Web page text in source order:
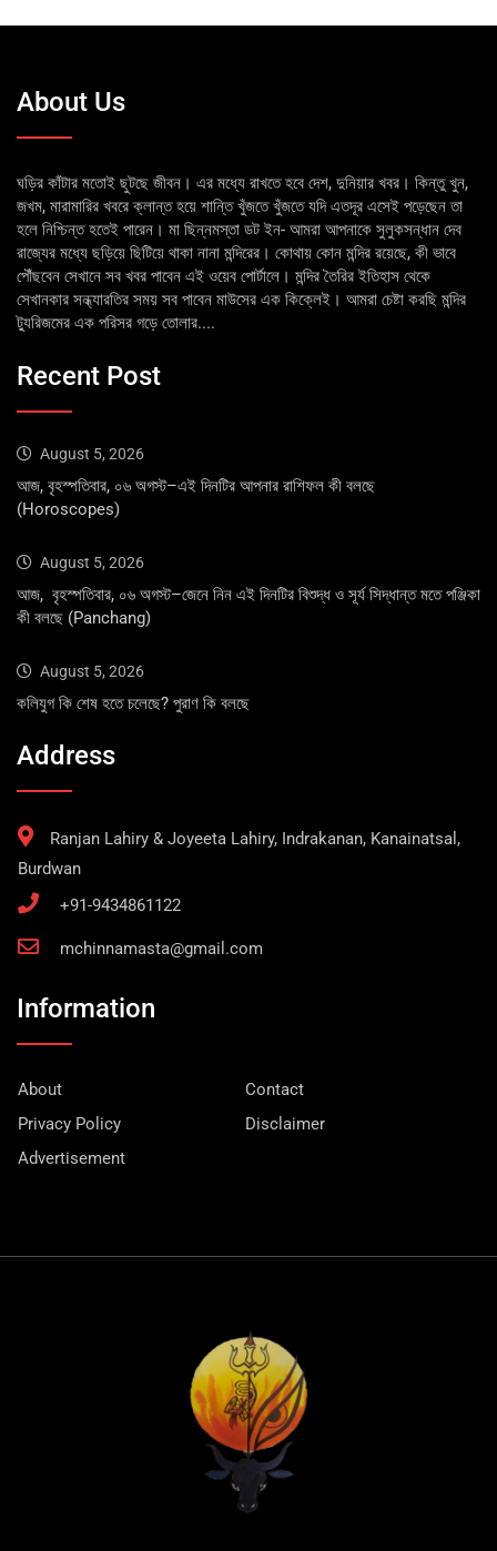
About Us
ঘড়ির কাঁটার মতোই ছুটছে জীবন। এর মধ্যে রাখতে হবে দেশ, দুনিয়ার খবর। কিন্তু খুন,
জখম, মারামারির খবরে ক্লান্ত হয়ে শান্তি খুঁজতে খুঁজতে যদি এতদূর এসেই পড়েছেন তা
হলে নিশ্চিন্ত হতেই পারেন। মা ছিন্নমস্তা ডট ইন- আমরা আপনাকে সুলুকসন্ধান দেব
রাজ্যের মধ্যে ছড়িয়ে ছিটিয়ে থাকা নানা মন্দিরের। কোথায় কোন মন্দির রয়েছে, কী ভাবে
পৌঁছবেন সেখানে সব খবর পাবেন এই ওয়েব পোর্টালে। মন্দির তৈরির ইতিহাস থেকে
সেখানকার সন্ধ্যারতির সময় সব পাবেন মাউসের এক কিক্লেই। আমরা চেষ্টা করছি মন্দির
ট্যুরিজমের এক পরিসর গড়ে তোলার....
Recent Post
August 5, 2026
আজ, বৃহস্পতিবার, ০৬ অগস্ট–এই দিনটির আপনার রাশিফল কী বলছে
(Horoscopes)
August 5, 2026
আজ, বৃহস্পতিবার, ০৬ অগস্ট–জেনে নিন এই দিনটির বিশুদ্ধ ও সূর্য সিদ্ধান্ত মতে পঞ্জিকা
কী বলছে (Panchang)
August 5, 2026
কলিযুগ কি শেষ হতে চলেছে? পুরাণ কি বলছে
Address
Ranjan Lahiry & Joyeeta Lahiry, Indrakanan, Kanainatsal,
Burdwan
+91-9434861122
mchinnamasta@gmail.com
Information
About
Contact
Privacy Policy
Disclaimer
Advertisement